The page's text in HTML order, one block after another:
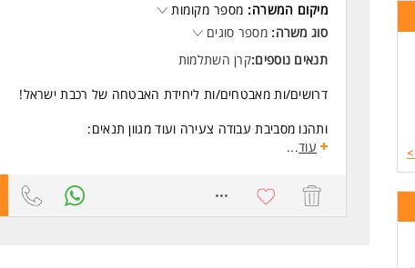
>
מיקום המשרה: מספר מקומות
סוג משרה: מספר סוגים
תנאים נוספים:קרן השתלמות
דרושים/ות מאבטחים/ות ליחידת האבטחה של רכבת ישראל!
ותהנו מסביבת עבודה צעירה ועוד מגוון תנאים:
- שכר 73 ש"ח לשעה
-מענקי התמדה והצטיינות!
לבעלי קורס מתקדם א' בתוקף מענק חתימה בסך 8,000 ש"ח
עוד...